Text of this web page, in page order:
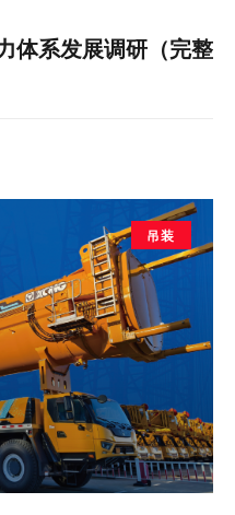
体系发展调研（完整
吊装